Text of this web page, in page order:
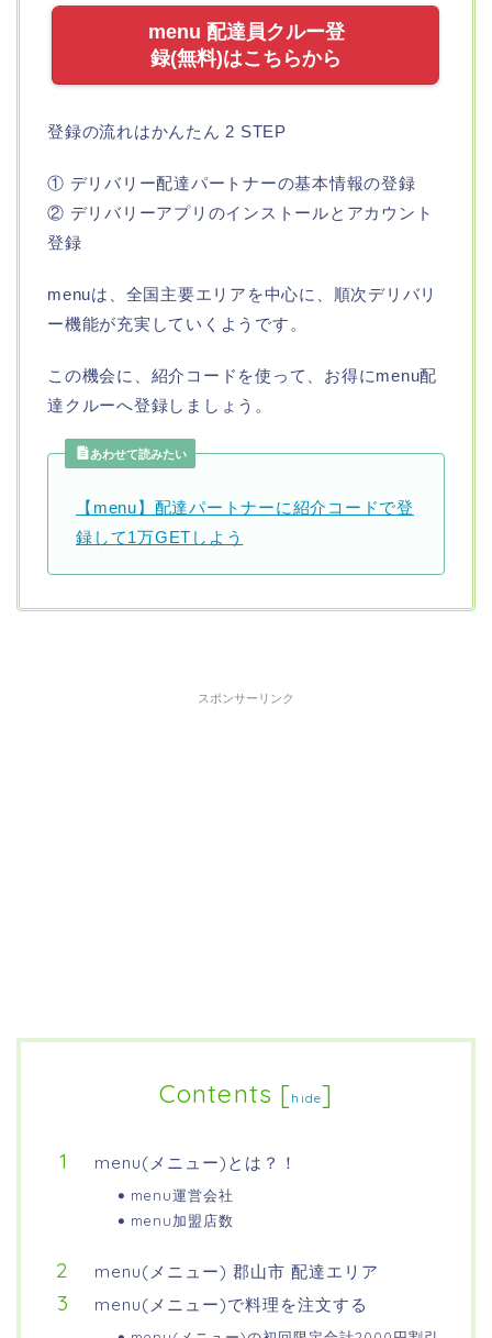
menu 配達員クルー登
録(無料)はこちらから
登録の流れはかんたん 2 STEP
① デリバリー配達パートナーの基本情報の登録
② デリバリーアプリのインストールとアカウント
登録
menuは、全国主要エリアを中心に、順次デリバリ
ー機能が充実していくようです。
この機会に、紹介コードを使って、お得にmenu配
達クルーへ登録しましょう。
あわせて読みたい
【menu】配達パートナーに紹介コードで登
録して1万GETしよう
スポンサーリンク
Contents [hide]
menu(メニュー)とは？！
menu運営会社
menu加盟店数
menu(メニュー) 郡山市 配達エリア
menu(メニュー)で料理を注文する